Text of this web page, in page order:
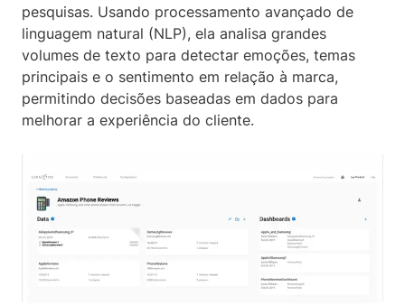
pesquisas. Usando processamento avançado de
linguagem natural (NLP), ela analisa grandes
volumes de texto para detectar emoções, temas
principais e o sentimento em relação à marca,
permitindo decisões baseadas em dados para
melhorar a experiência do cliente.